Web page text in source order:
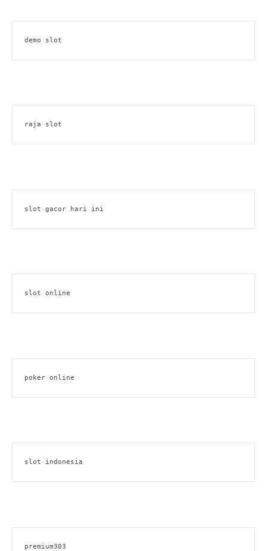
demo slot
raja slot
slot gacor hari ini
slot online
poker online
slot indonesia
premium303